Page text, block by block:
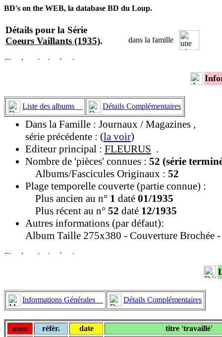
BD's on the WEB, la database BD du Loup.
Détails pour la Série
Coeurs Vaillants (1935). dans la famille
Liste des albums Détails Complémentaires
Dans la Famille : Journaux / Magazines ,
série précédente : (la voir)
Editeur principal : FLEURUS .
Nombre de 'pièces' connues : 52 (série
Albums/Fascicules Originaux : 52
Plage temporelle couverte (partie connue) :
Plus ancien au n° 1 daté 01/1935
Plus récent au n° 52 daté 12/1935
Autres informations (par défaut):
Album Taille 275x380 - Couverture Brochée
Informations Générales Détails Complémentaires
num référ. date
titre 'travaillé'